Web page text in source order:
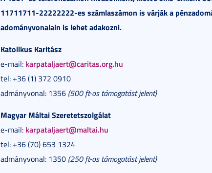
11711711-22222222-es számlaszámon is várják a
adományvonalain is lehet adakozni.
Katolikus Karitász
e-mail: karpataljaert@caritas.org.hu
tel: +36 (1) 372 0910
admányvonal: 1356 (500 ft-os támogatást jelent)
Magyar Máltai Szeretetszolgálat
e-mail: karpataljaert@maltai.hu
tel: +36 (70) 653 1324
admányvonal: 1350 (250 ft-os támogatást jelent)